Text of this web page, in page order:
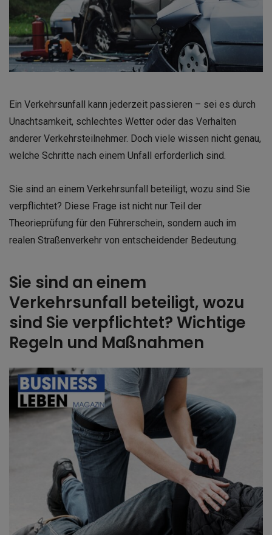
Ein Verkehrsunfall kann jederzeit passieren – sei es durch
Unachtsamkeit, schlechtes Wetter oder das Verhalten
anderer Verkehrsteilnehmer. Doch viele wissen nicht genau,
welche Schritte nach einem Unfall erforderlich sind.
Sie sind an einem Verkehrsunfall beteiligt, wozu sind Sie
verpflichtet? Diese Frage ist nicht nur Teil der
Theorieprüfung für den Führerschein, sondern auch im
realen Straßenverkehr von entscheidender Bedeutung.
Sie sind an einem
Verkehrsunfall beteiligt, wozu
sind Sie verpflichtet? Wichtige
Regeln und Maßnahmen